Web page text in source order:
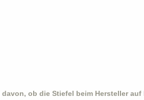
ob die Stiefel beim Hersteller